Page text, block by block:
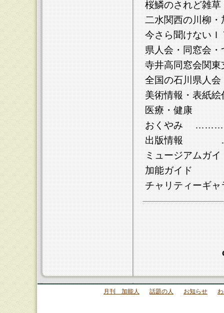
桜鱗のされ
二水関西の川
今さら聞けな
県人会・同
寺井高同窓会関
全国の石川県
美術情報・
医療・健
おくやみ
出版情報
ミュージア
加能ガイ
チャリティ
月刊 加能人 話題の人 お知らせ